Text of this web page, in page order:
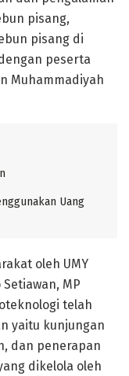
pisang,
pisang di
peserta
Muhammadiyah
Uang
oleh UMY
MP
telah
yaitu kunjungan
dan penerapan
dikelola oleh